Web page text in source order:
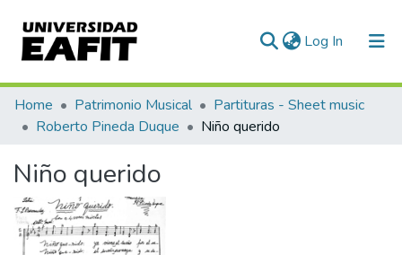
Log In (current)
Communities & Collections
All of DSpace
Statistics
Home Patrimonio Musical
Partituras - Sheet music
Roberto Pineda Duque
Niño querido
Niño querido